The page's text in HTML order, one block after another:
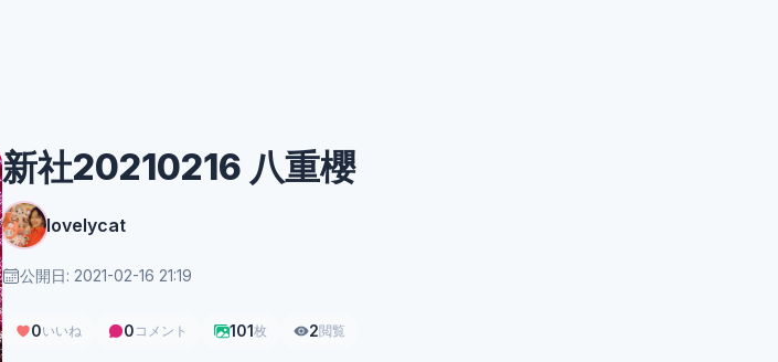
新社20210216 八重櫻
lovelycat
公開日: 2021-02-16 21:19
0いいね 0 コメント 101枚 2閲覧